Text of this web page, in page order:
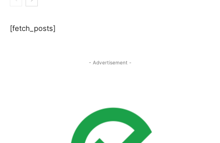
[fetch_posts]
- Advertisement -